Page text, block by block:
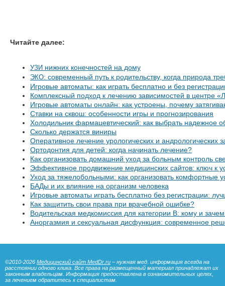
Читайте далее:
УЗИ нижних конечностей на дому
ЭКО: современный путь к родительству, когда природа
Игровые автоматы: как играть бесплатно и без
Комплексный подход к лечению зависимостей в центре
Игровые автоматы онлайн: как устроены, почему
Ставки на сквош: особенности игры и прогнозирования
Холодильник фармацевтический: как выбрать надежное
Сколько держатся виниры
Оперативное лечение урологических и андрологических
Ортодонтия для детей: когда начинать лечение?
Как организовать домашний уход за больным контроль
Эффективное продвижение медицинских сайтов: ключ к
Уход за тяжелобольными: как организовать комфортные
БАДы и их влияние на организм человека
Игровые автоматы играть бесплатно без регистрации:
Как защитить свои права при врачебной ошибке?
Водительская медкомиссия для категории B: кому и
Аноргазмия и сексуальная дисфункция: современное
©2010-2026 Медицинский сайт MedDr.ru – нужная мед. информация всегда на
расстоянии одного клика. Все права на размещенный материал принадлежат их
законным владельцам. Информация предоставлена в ознакомительных целях,
за лечением обратитесь к специалистам.